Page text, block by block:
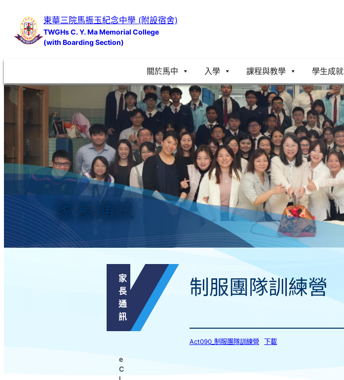
內
東華三院馬振玉紀念中學 (附設宿舍)
TWGHs C. Y. Ma Memorial College
(with Boarding Section)
關於馬中 入學 課程與教學 學生成就
家長通訊
家
長
通
訊
e
C
制服團隊訓練營
Act090_制服團隊訓練營 下載